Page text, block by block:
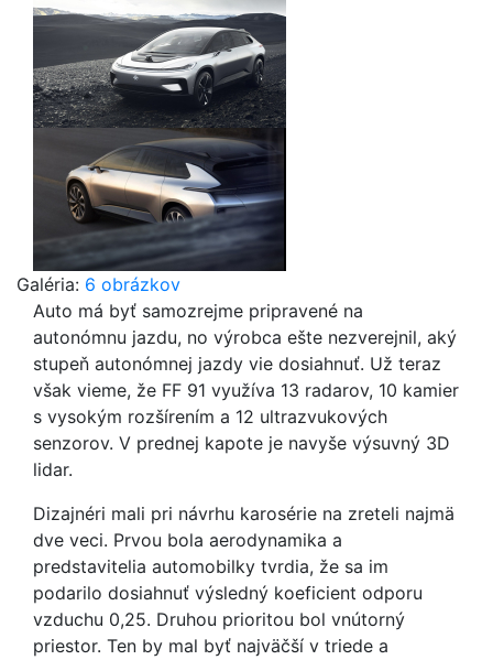
Galéria: 6 obrázkov
Auto má byť samozrejme pripravené na
autonómnu jazdu, no výrobca ešte nezverejnil, aký
stupeň autonómnej jazdy vie dosiahnuť. Už teraz
však vieme, že FF 91 využíva 13 radarov, 10 kamier
s vysokým rozšírením a 12 ultrazvukových
senzorov. V prednej kapote je navyše výsuvný 3D
lidar.
Dizajnéri mali pri návrhu karosérie na zreteli najmä
dve veci. Prvou bola aerodynamika a
predstavitelia automobilky tvrdia, že sa im
podarilo dosiahnuť výsledný koeficient odporu
vzduchu 0,25. Druhou prioritou bol vnútorný
priestor. Ten by mal byť najväčší v triede a